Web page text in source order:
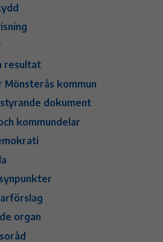
resultat
Mönsterås kommun
dokument
kommundelar
organ